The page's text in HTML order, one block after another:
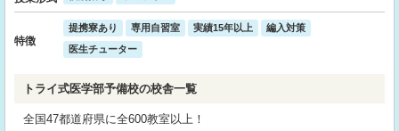
特徴
提携寮あり 専用自習室 実績15年以上
編入対策
医生チューター
トライ式医学部予備校の校舎一覧
全国47都道府県に全600教室以上！